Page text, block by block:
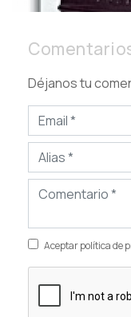
Déjanos tu
Aceptar política de